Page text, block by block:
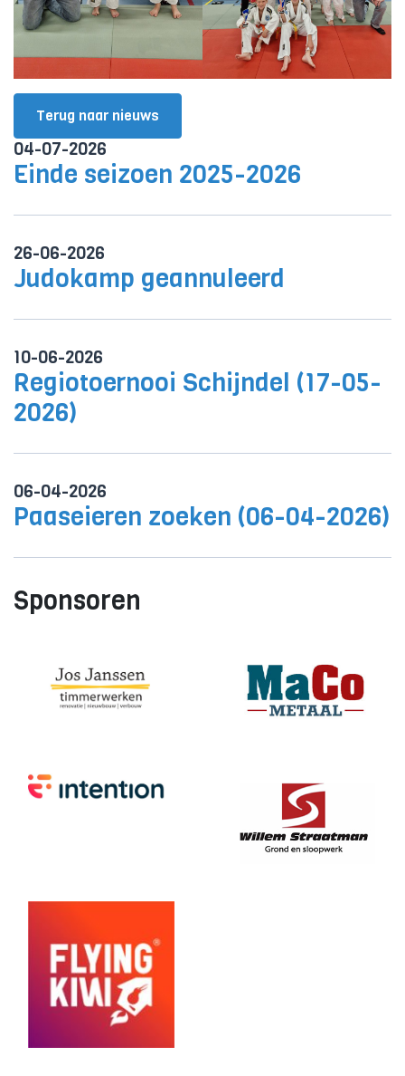
Terug naar nieuws
04-07-2026
Einde seizoen 2025-2026
26-06-2026
Judokamp geannuleerd
10-06-2026
Regiotoernooi Schijndel (17-05-
2026)
06-04-2026
Paaseieren zoeken (06-04-2026)
Sponsoren